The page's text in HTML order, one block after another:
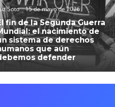
Soto 15 de mayo de 2026
fin de la Segunda Guerra
el nacimiento de
sistema de derechos
que aún
defender